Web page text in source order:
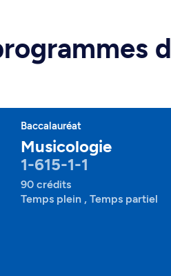
Baccalauréat
Musicologie
1-615-1-1
90 crédits
Temps plein , Temps partiel